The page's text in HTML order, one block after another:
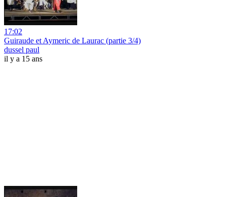
17:02
Guiraude et Aymeric de Laurac (partie 3/4)
dussel paul
il y a 15 ans